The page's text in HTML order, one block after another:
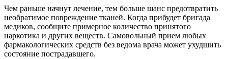
Чем раньше начнут лечение, тем больше шанс предотвратить
необратимое повреждение тканей. Когда прибудет бригада
медиков, сообщите примерное количество принятого
наркотика и других веществ. Самовольный прием любых
фармакологических средств без ведома врача может ухудшить
состояние пострадавшего.